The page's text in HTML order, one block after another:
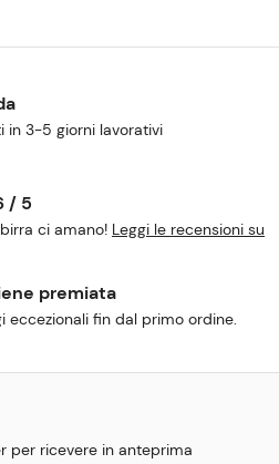
in 3-5 giorni lavorativi
/ 5
ci amano! Leggi le recensioni su
premiata
eccezionali fin dal primo ordine.
per ricevere in anteprima